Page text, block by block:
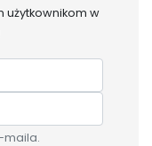
użytkownikom w
maila.